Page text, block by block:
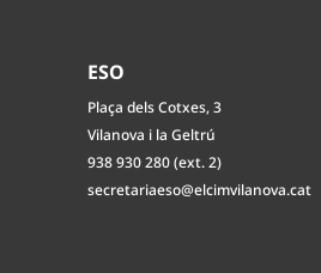
ESO
Plaça dels Cotxes, 3
Vilanova i la Geltrú
938 930 280 (ext. 2)
secretariaeso@elcimvilanova.cat